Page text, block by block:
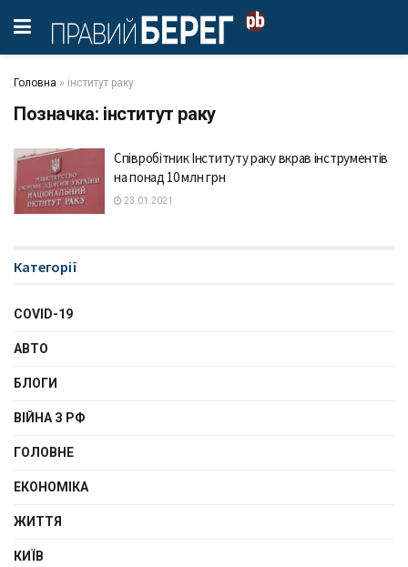
Головна » інститут раку
Позначка: інститут раку
Співробітник Інституту раку вкрав інструментів
на понад 10 млн грн
23.01.2021
Категорії
COVID-19
АВТО
БЛОГИ
ВІЙНА З РФ
ГОЛОВНЕ
ЕКОНОМІКА
ЖИТТЯ
КИЇВ